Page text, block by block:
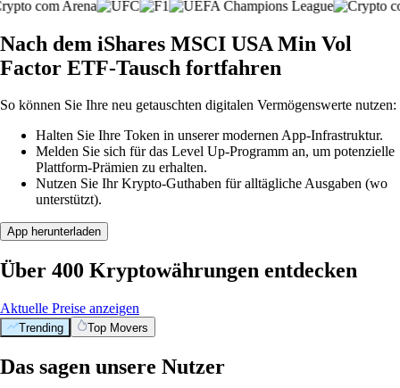
Nach dem iShares MSCI USA Min Vol
Factor ETF-Tausch fortfahren
So können Sie Ihre neu getauschten digitalen Vermögenswerte nutzen:
Halten Sie Ihre Token in unserer modernen App-Infrastruktur.
Melden Sie sich für das Level Up-Programm an, um potenzielle
Plattform-Prämien zu erhalten.
Nutzen Sie Ihr Krypto-Guthaben für alltägliche Ausgaben (wo
unterstützt).
App herunterladen
Über 400 Kryptowährungen entdecken
Aktuelle Preise anzeigen
Trending Top Movers
Das sagen unsere Nutzer